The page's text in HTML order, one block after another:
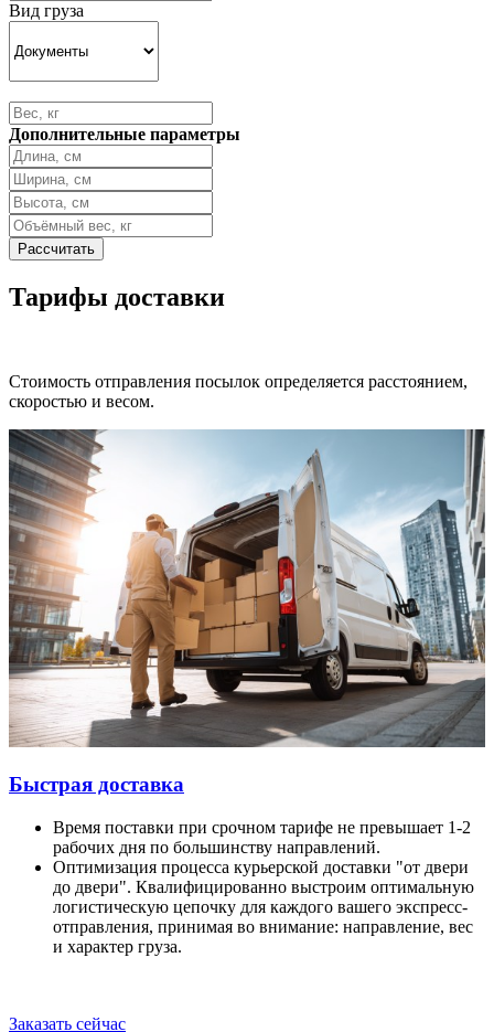
Вид груза
Дополнительные параметры
Тарифы доставки
Стоимость отправления посылок определяется расстоянием,
скоростью и весом.
Быстрая доставка
Время поставки при срочном тарифе не превышает 1-2
рабочих дня по большинству направлений.
Оптимизация процесса курьерской доставки "от двери
до двери". Квалифицированно выстроим оптимальную
логистическую цепочку для каждого вашего экспресс-
отправления, принимая во внимание: направление, вес
и характер груза.
Заказать сейчас